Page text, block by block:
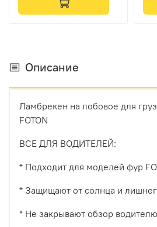
Описание
Ламбрекен на лобовое для
FOTON
ВСЕ ДЛЯ ВОДИТЕЛЕЙ:
* Подходит для моделей фур
* Защищают от солнца и
* Не закрывают обзор водителю